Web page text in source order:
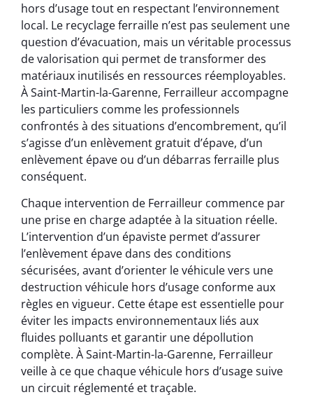
hors d’usage tout en respectant l’environnement
local. Le recyclage ferraille n’est pas seulement une
question d’évacuation, mais un véritable processus
de valorisation qui permet de transformer des
matériaux inutilisés en ressources réemployables.
À Saint-Martin-la-Garenne, Ferrailleur accompagne
les particuliers comme les professionnels
confrontés à des situations d’encombrement, qu’il
s’agisse d’un enlèvement gratuit d’épave, d’un
enlèvement épave ou d’un débarras ferraille plus
conséquent.
Chaque intervention de Ferrailleur commence par
une prise en charge adaptée à la situation réelle.
L’intervention d’un épaviste permet d’assurer
l’enlèvement épave dans des conditions
sécurisées, avant d’orienter le véhicule vers une
destruction véhicule hors d’usage conforme aux
règles en vigueur. Cette étape est essentielle pour
éviter les impacts environnementaux liés aux
fluides polluants et garantir une dépollution
complète. À Saint-Martin-la-Garenne, Ferrailleur
veille à ce que chaque véhicule hors d’usage suive
un circuit réglementé et traçable.